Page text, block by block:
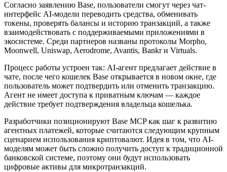
Согласно заявлению Base, пользователи смогут через чат-
интерфейс AI-модели переводить средства, обменивать
токены, проверять балансы и историю транзакций, а также
взаимодействовать с поддерживаемыми приложениями в
экосистеме. Среди партнеров названы протоколы Morpho,
Moonwell, Uniswap, Aerodrome, Avantis, Bankr и Virtuals.
Процесс работы устроен так: AI-агент предлагает действие в
чате, после чего кошелек Base открывается в новом окне, где
пользователь может подтвердить или отменить транзакцию.
Агент не имеет доступа к приватным ключам — каждое
действие требует подтверждения владельца кошелька.
Разработчики позиционируют Base MCP как шаг к развитию
агентных платежей, которые считаются следующим крупным
сценарием использования криптовалют. Идея в том, что AI-
моделям может быть сложно получить доступ к традиционной
банковской системе, поэтому они будут использовать
цифровые активы для микротранзакций.